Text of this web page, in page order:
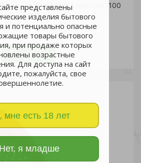
представлены
изделия бытового
и потенциально опасные
товары бытового
при продаже которых
возрастные
Для доступа на сайт
пожалуйста, свое
мне есть 18 лет
Нет, я младше
слива ХОЗЯЮШКА пластик /100
73 руб.
шт
В корзину